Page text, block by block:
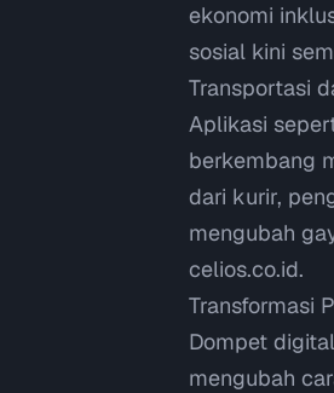
ekonomi
sosial kini
Transportasi
Aplikasi
berkembang
dari kurir,
mengubah
celios.co.id.
Transformasi
Dompet
mengubah